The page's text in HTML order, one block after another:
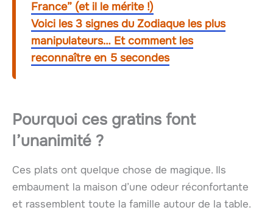
France” (et il le mérite !)
Voici les 3 signes du Zodiaque les plus
manipulateurs… Et comment les
reconnaître en 5 secondes
Pourquoi ces gratins font
l’unanimité ?
Ces plats ont quelque chose de magique. Ils
embaument la maison d’une odeur réconfortante
et rassemblent toute la famille autour de la table.